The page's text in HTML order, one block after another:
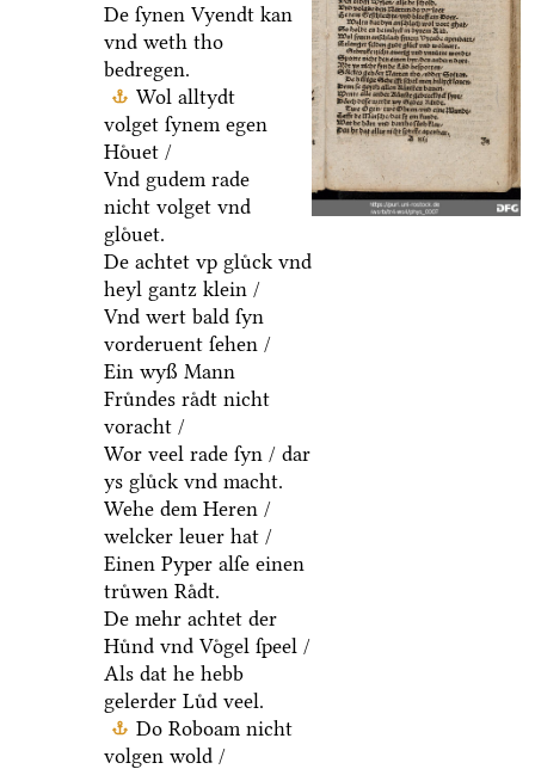
De ſynen Vyendt kan
vnd weth tho
bedregen.
Wol alltydt
volget ſynem egen
Hoͤuet /
Vnd gudem rade
nicht volget vnd
gloͤuet.
De achtet vp gluͤck vnd
heyl gantz klein /
Vnd wert bald ſyn
vorderuent ſehen /
Ein wyß Mann
Fruͤndes raͤdt nicht
voracht /
Wor veel rade ſyn / dar
ys gluͤck vnd macht.
Wehe dem Heren /
welcker leuer hat /
Einen Pyper alſe einen
truͤwen Raͤdt.
De mehr achtet der
Huͤnd vnd Voͤgel ſpeel /
Als dat he hebb
gelerder Luͤd veel.
Do Roboam nicht
volgen wold /